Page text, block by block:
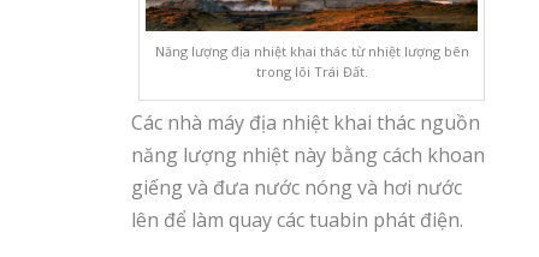
Năng lượng địa nhiệt khai thác từ nhiệt lượng bên
trong lõi Trái Đất.
Các nhà máy địa nhiệt khai thác nguồn
năng lượng nhiệt này bằng cách khoan
giếng và đưa nước nóng và hơi nước
lên để làm quay các tuabin phát điện.